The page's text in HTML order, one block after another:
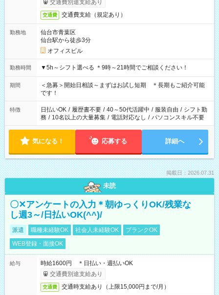
交通費別途支給あり
交通費 交通費支給（規定あり）
勤務地
仙台市青葉区
仙台駅から徒歩3分
オフィスビル
勤務時間 ▼5h～シフト選べる ＊9時～21時間でご相談ください！
期間
＜急募＞開始日相談～まずはお試し短期 ＊長期もご紹介可能
です！
特徴 日払いOK / 履歴書不要 / 40～50代活躍中 / 服装自由 / シフト勤
務 / 10名以上の大量募集 / 電話対応なし / パソコンスキル不要
気になる！ 応募する 詳細へ
掲載日：2026.07.31
未読
〇✕アンケートの入力＊朝ゆっくりOK/残業な
し週3～/日払いOK(^^)/
派遣 職種未経験OK 社会人未経験OK
ブランクOK
WEB登録・面接OK
給与
時給1600円 ＊日払い・週払いOK
交通費別途支給あり
交通費 交通時支給あり（上限15,000円まで/月）